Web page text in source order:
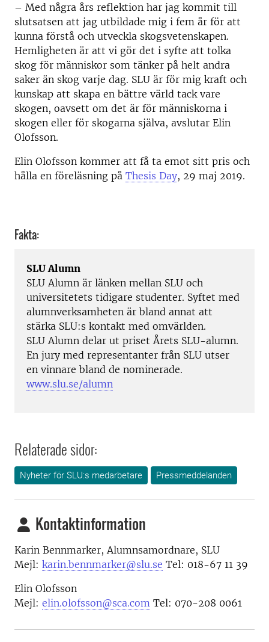
– Med några års reflektion har jag kommit till
slutsatsen att jag utbildade mig i fem år för att
kunna förstå och utveckla skogsvetenskapen.
Hemligheten är att vi gör det i syfte att tolka
skog för människor som tänker på helt andra
saker än skog varje dag. SLU är för mig kraft och
kunskap att skapa en bättre värld tack vare
skogen, oavsett om det är för människorna i
skogen eller för skogarna själva, avslutar Elin
Olofsson.
Elin Olofsson kommer att få ta emot sitt pris och
hålla en föreläsning på Thesis Day, 29 maj 2019.
Fakta:
SLU Alumn
SLU Alumn är länken mellan SLU och
universitetets tidigare studenter. Syftet med
alumnverksamheten är bland annat att
stärka SLU:s kontakt med omvärlden.
SLU Alumn delar ut priset Årets SLU-alumn.
En jury med representanter från SLU utser
en vinnare bland de nominerade.
www.slu.se/alumn
Relaterade sidor:
Nyheter för SLU:s medarbetare Pressmeddelanden
Kontaktinformation
Karin Bennmarker, Alumnsamordnare, SLU
Mejl: karin.bennmarker@slu.se Tel: 018-67 11 39
Elin Olofsson
Mejl: elin.olofsson@sca.com Tel: 070-208 0061